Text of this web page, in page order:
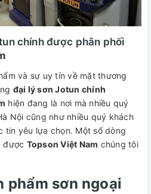
chính được phân phối
và sự uy tín về mặt thương
đại lý sơn Jotun chính
hiện đang là nơi mà nhiều quý
Nội cũng như nhiều quý khách
tin yêu lựa chọn. Một số dòng
được Topson Việt Nam chúng tôi
phẩm sơn ngoại